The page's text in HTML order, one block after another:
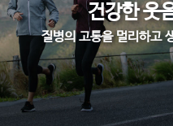
건강한 웃
질병의 고통을 멀리하고